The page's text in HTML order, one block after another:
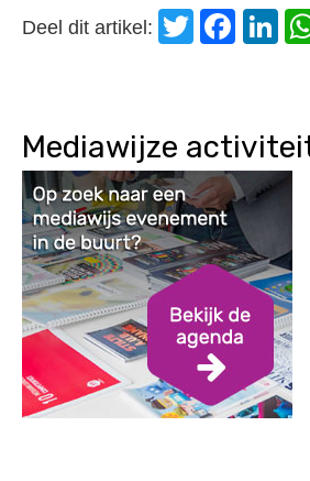
Deel dit artikel: Twitter
Mediawijze